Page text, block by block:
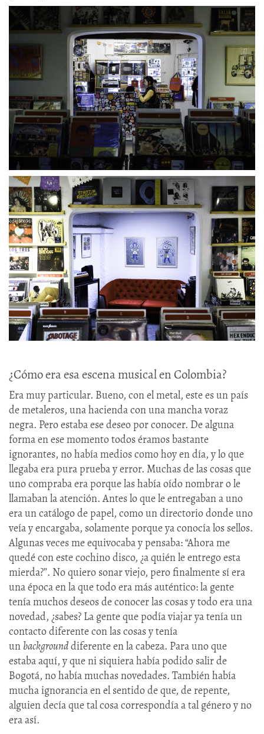
¿Cómo era esa escena musical en Colombia?
Era muy particular. Bueno, con el metal, este es un país
de metaleros, una hacienda con una mancha voraz
negra. Pero estaba ese deseo por conocer. De alguna
forma en ese momento todos éramos bastante
ignorantes, no había medios como hoy en día, y lo que
llegaba era pura prueba y error. Muchas de las cosas que
uno compraba era porque las había oído nombrar o le
llamaban la atención. Antes lo que le entregaban a uno
era un catálogo de papel, como un directorio donde uno
veía y encargaba, solamente porque ya conocía los sellos.
Algunas veces me equivocaba y pensaba: “Ahora me
quedé con este cochino disco, ¿a quién le entrego esta
mierda?”. No quiero sonar viejo, pero finalmente sí era
una época en la que todo era más auténtico: la gente
tenía muchos deseos de conocer las cosas y todo era una
novedad, ¿sabes? La gente que podía viajar ya tenía un
contacto diferente con las cosas y tenía
un backgrounddiferente en la cabeza. Para uno que
estaba aquí, y que ni siquiera había podido salir de
Bogotá, no había muchas novedades. También había
mucha ignorancia en el sentido de que, de repente,
alguien decía que tal cosa correspondía a tal género y no
era así.